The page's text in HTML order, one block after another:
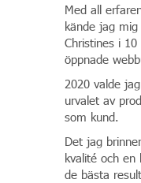
Med all
kände jag
Christines i
öppnade
2020 valde
urvalet av
som kund.
Det jag
kvalité och
de bästa